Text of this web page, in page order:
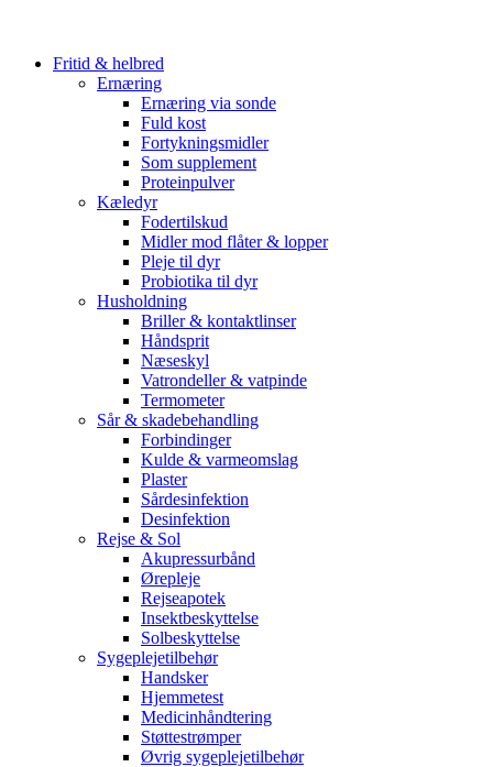
Fritid & helbred
Ernæring
Ernæring via sonde
Fuld kost
Fortykningsmidler
Som supplement
Proteinpulver
Kæledyr
Fodertilskud
Midler mod flåter & lopper
Pleje til dyr
Probiotika til dyr
Husholdning
Briller & kontaktlinser
Håndsprit
Næseskyl
Vatrondeller & vatpinde
Termometer
Sår & skadebehandling
Forbindinger
Kulde & varmeomslag
Plaster
Sårdesinfektion
Desinfektion
Rejse & Sol
Akupressurbånd
Ørepleje
Rejseapotek
Insektbeskyttelse
Solbeskyttelse
Sygeplejetilbehør
Handsker
Hjemmetest
Medicinhåndtering
Støttestrømper
Øvrig sygeplejetilbehør